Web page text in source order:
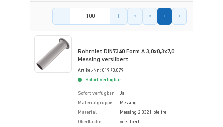
Menge des Artikels
Rohrniet DIN7340 Form A 3,0x0,3x7,0
Messing versilbert
Artikel-Nr.: 019.73.079
Sofort verfügbar
Sofort verfügbar
Ja
Materialgruppe
Messing
Material
Messing 2.0321 bleifrei
Oberfläche
versilbert